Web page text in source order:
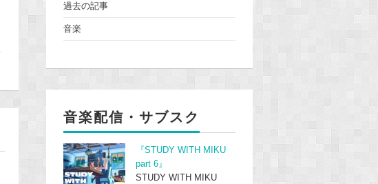
過去の記事
音楽
音楽配信・サブスク
『STUDY WITH MIKU
part 6』
STUDY WITH MIKU